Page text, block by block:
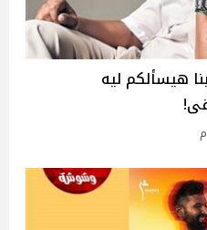
هيسألكم ليه